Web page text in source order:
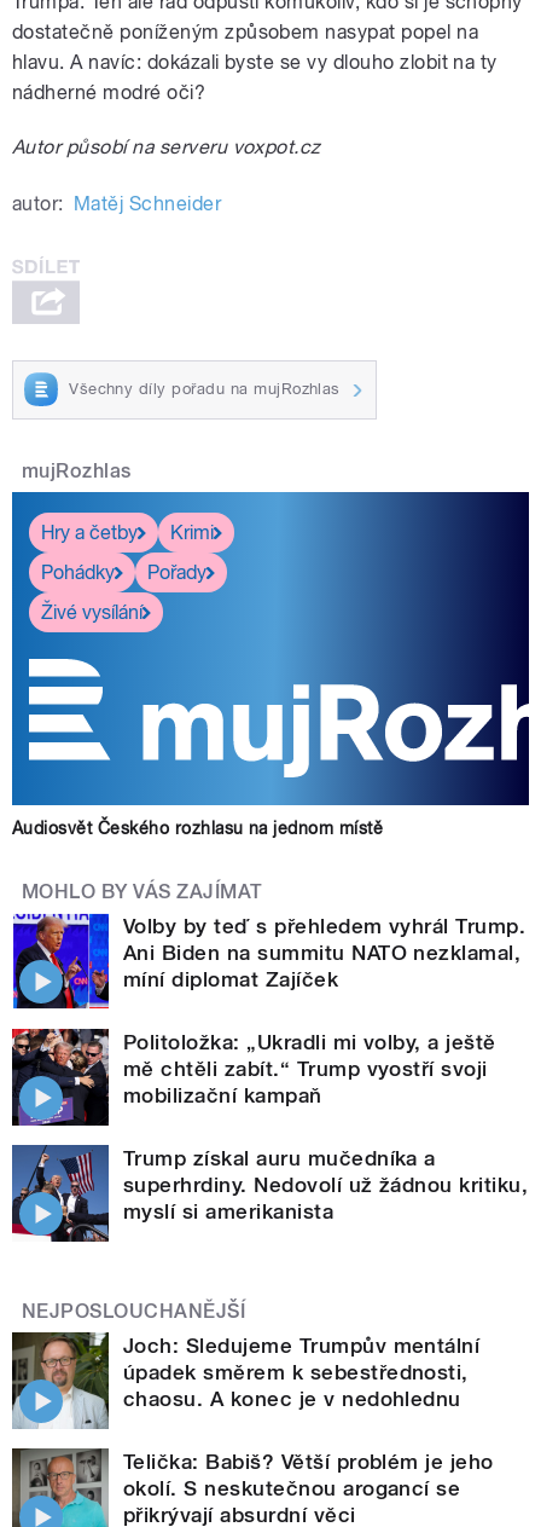
dostatečně poníženým způsobem nasypat popel na
hlavu. A navíc: dokázali byste se vy dlouho zlobit na ty
nádherné modré oči?
Autor působí na serveru voxpot.cz
autor: Matěj Schneider
Všechny díly pořadu na mujRozhlas
mujRozhlas
Hry a četby
Krimi
Pohádky
Pořady
Živé vysílání
Audiosvět Českého rozhlasu na jednom místě
MOHLO BY VÁS ZAJÍMAT
Volby by teď s přehledem vyhrál Trump.
Ani Biden na summitu NATO nezklamal,
míní diplomat Zajíček
Politoložka: „Ukradli mi volby, a ještě
mě chtěli zabít.“ Trump vyostří svoji
mobilizační kampaň
Trump získal auru mučedníka a
superhrdiny. Nedovolí už žádnou kritiku,
myslí si amerikanista
NEJPOSLOUCHANĚJŠÍ
Joch: Sledujeme Trumpův mentální
úpadek směrem k sebestřednosti,
chaosu. A konec je v nedohlednu
Telička: Babiš? Větší problém je jeho
okolí. S neskutečnou arogancí se
přikrývají absurdní věci